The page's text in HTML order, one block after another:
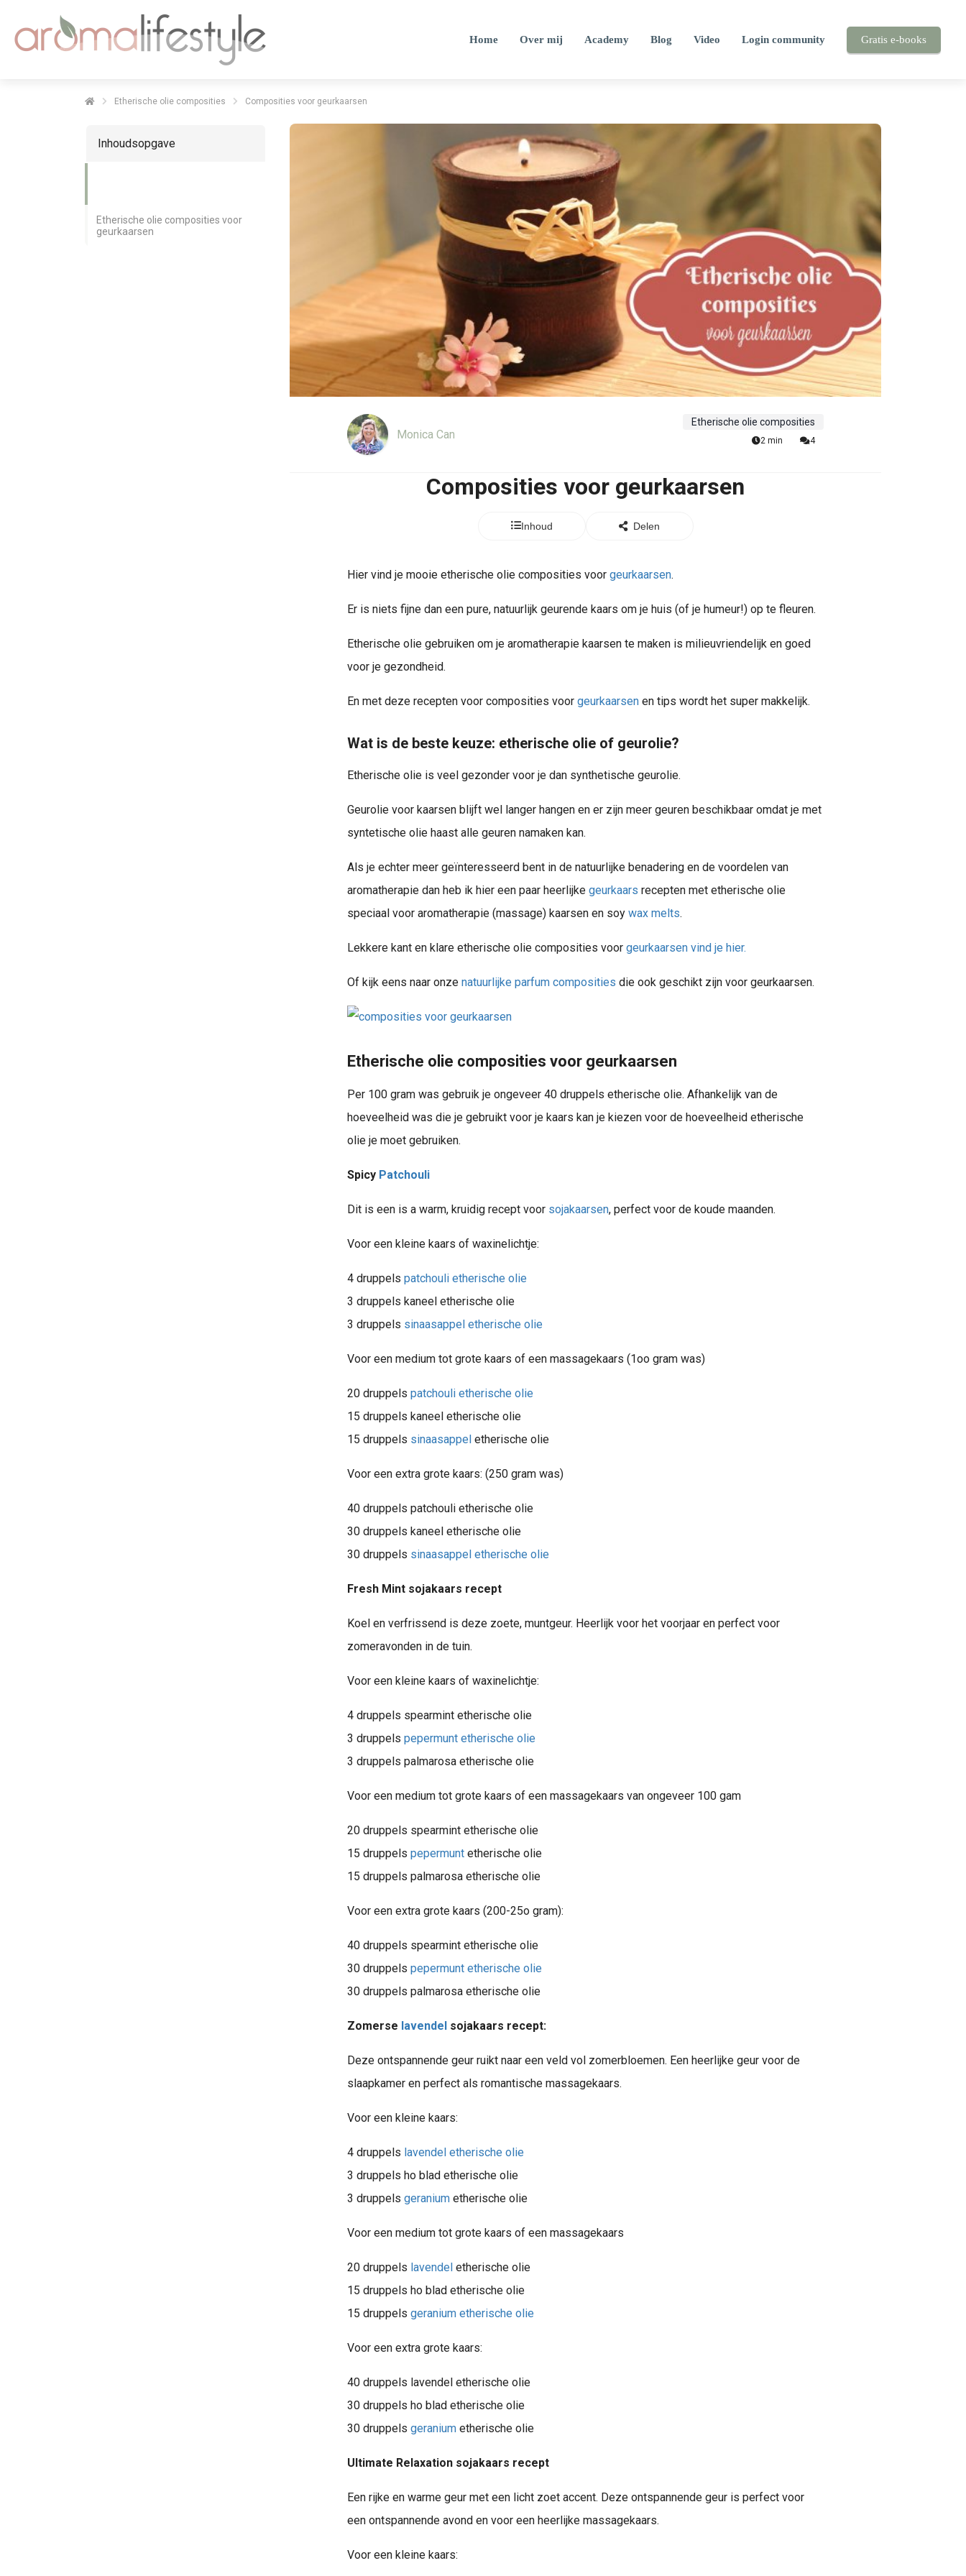
Home Over mij Academy Blog Video Login community Gratis e-books
Etherische olie composities Composities voor geurkaarsen
Inhoudsopgave
Etherische olie composities voor
geurkaarsen
Monica Can
Etherische olie composities
2 min 4
Composities voor geurkaarsen
Inhoud Delen
Hier vind je mooie etherische olie composities voor geurkaarsen.
Er is niets fijne dan een pure, natuurlijk geurende kaars om je huis (of je humeur!) op te fleuren.
Etherische olie gebruiken om je aromatherapie kaarsen te maken is milieuvriendelijk en goed
voor je gezondheid.
En met deze recepten voor composities voor geurkaarsen en tips wordt het super makkelijk.
Wat is de beste keuze: etherische olie of geurolie?
Etherische olie is veel gezonder voor je dan synthetische geurolie.
Geurolie voor kaarsen blijft wel langer hangen en er zijn meer geuren beschikbaar omdat je met
syntetische olie haast alle geuren namaken kan.
Als je echter meer geïnteresseerd bent in de natuurlijke benadering en de voordelen van
aromatherapie dan heb ik hier een paar heerlijke geurkaars recepten met etherische olie
speciaal voor aromatherapie (massage) kaarsen en soy wax melts.
Lekkere kant en klare etherische olie composities voor geurkaarsen vind je hier.
Of kijk eens naar onze natuurlijke parfum composities die ook geschikt zijn voor geurkaarsen.
Etherische olie composities voor geurkaarsen
Per 100 gram was gebruik je ongeveer 40 druppels etherische olie. Afhankelijk van de
hoeveelheid was die je gebruikt voor je kaars kan je kiezen voor de hoeveelheid etherische
olie je moet gebruiken.
Spicy Patchouli
Dit is een is a warm, kruidig recept voor sojakaarsen, perfect voor de koude maanden.
Voor een kleine kaars of waxinelichtje:
4 druppels patchouli etherische olie
3 druppels kaneel etherische olie
3 druppels sinaasappel etherische olie
Voor een medium tot grote kaars of een massagekaars (1oo gram was)
20 druppels patchouli etherische olie
15 druppels kaneel etherische olie
15 druppels sinaasappel etherische olie
Voor een extra grote kaars: (250 gram was)
40 druppels patchouli etherische olie
30 druppels kaneel etherische olie
30 druppels sinaasappel etherische olie
Fresh Mint sojakaars recept
Koel en verfrissend is deze zoete, muntgeur. Heerlijk voor het voorjaar en perfect voor
zomeravonden in de tuin.
Voor een kleine kaars of waxinelichtje:
4 druppels spearmint etherische olie
3 druppels pepermunt etherische olie
3 druppels palmarosa etherische olie
Voor een medium tot grote kaars of een massagekaars van ongeveer 100 gam
20 druppels spearmint etherische olie
15 druppels pepermunt etherische olie
15 druppels palmarosa etherische olie
Voor een extra grote kaars (200-25o gram):
40 druppels spearmint etherische olie
30 druppels pepermunt etherische olie
30 druppels palmarosa etherische olie
Zomerse lavendel sojakaars recept:
Deze ontspannende geur ruikt naar een veld vol zomerbloemen. Een heerlijke geur voor de
slaapkamer en perfect als romantische massagekaars.
Voor een kleine kaars:
4 druppels lavendel etherische olie
3 druppels ho blad etherische olie
3 druppels geranium etherische olie
Voor een medium tot grote kaars of een massagekaars
20 druppels lavendel etherische olie
15 druppels ho blad etherische olie
15 druppels geranium etherische olie
Voor een extra grote kaars:
40 druppels lavendel etherische olie
30 druppels ho blad etherische olie
30 druppels geranium etherische olie
Ultimate Relaxation sojakaars recept
Een rijke en warme geur met een licht zoet accent. Deze ontspannende geur is perfect voor
een ontspannende avond en voor een heerlijke massagekaars.
Voor een kleine kaars: